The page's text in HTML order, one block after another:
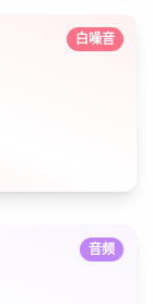
白噪音
音频